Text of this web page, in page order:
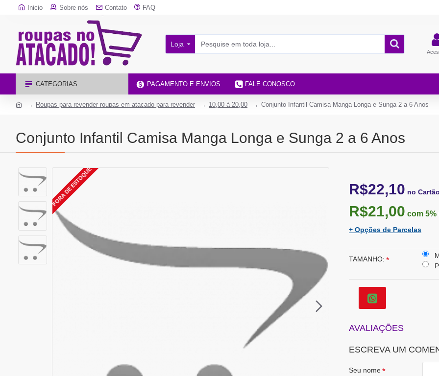
Inicio Sobre nós Contato FAQ
Loja
CATEGORIAS PAGAMENTO E ENVIOS FALE CONOSCO
Roupas para revender roupas em atacado para revender 10,00 à 20,00 Conjunto Infantil Camisa Manga Longa e Sunga 2 a 6 Anos
Conjunto Infantil Camisa Manga Longa e Sunga 2 a 6 Anos
FORA DE ESTOQUE R$22,10 no
R$21,00 com 5%
+ Opções de Parcelas
TAMANHO:
P
AVALIAÇÕES
ESCREVA UM
Seu nome